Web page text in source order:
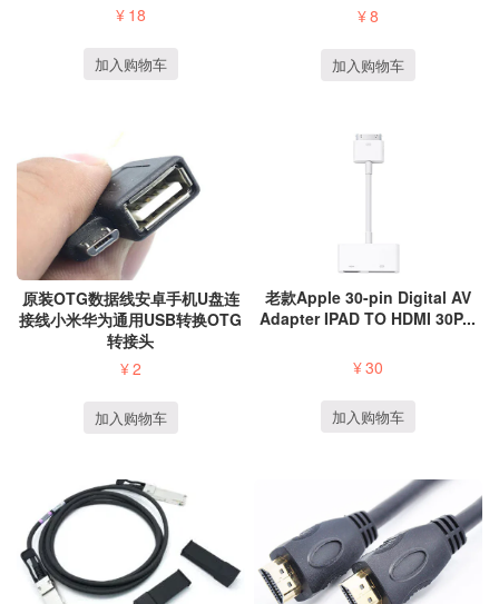
¥ 18
加入购物车
¥8
加入购物车
原装OTG数据线安卓手机U盘连
接线小米华为通用USB转换OTG
转接头
¥2
加入购物车
老款Apple 30-pin Digital AV
Adapter IPAD TO HDMI 30P...
¥30
加入购物车